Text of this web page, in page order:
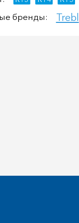
бренды: Trebl